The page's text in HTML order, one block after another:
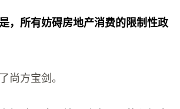
，所有妨碍房地产消费的限制性政
尚方宝剑。